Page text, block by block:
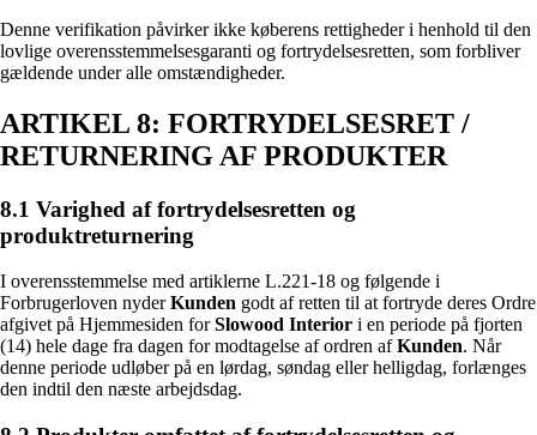
Denne verifikation påvirker ikke køberens rettigheder i henhold til den
lovlige overensstemmelsesgaranti og fortrydelsesretten, som forbliver
gældende under alle omstændigheder.
ARTIKEL 8: FORTRYDELSESRET /
RETURNERING AF PRODUKTER
8.1 Varighed af fortrydelsesretten og
produktreturnering
I overensstemmelse med artiklerne L.221-18 og følgende i
Forbrugerloven nyderKunden godt af retten til at fortryde deres Ordre
afgivet på Hjemmesiden forSlowood Interior i en periode på fjorten
(14) hele dage fra dagen for modtagelse af ordren afKunden. Når
denne periode udløber på en lørdag, søndag eller helligdag, forlænges
den indtil den næste arbejdsdag.